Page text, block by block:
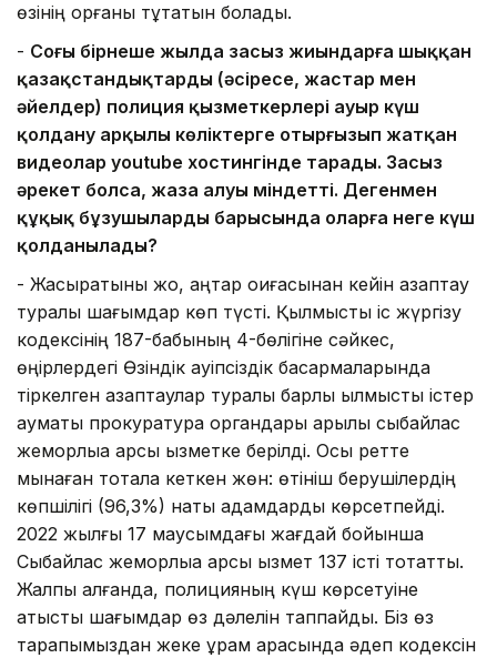
өзінің қорғаны тұтатын болады.
- Соңғы бірнеше жылда заңсыз жиындарға шыққан
қазақстандықтарды (әсіресе, жастар мен
әйелдер) полиция қызметкерлері ауыр күш
қолдану арқылы көліктерге отырғызып жатқан
видеолар youtube хостингінде тарады. Заңсыз
әрекет болса, жаза алуы міндетті. Дегенмен
құқық бұзушыларды барысында оларға неге күш
қолданылады?
- Жасыратыны жоқ, қаңтар оқиғасынан кейін азаптау
туралы шағымдар көп түсті. Қылмыстық іс жүргізу
кодексінің 187-бабының 4-бөлігіне сәйкес,
өңірлердегі Өзіндік қауіпсіздік басқармаларында
тіркелген азаптаулар туралы барлық қылмыстық істер
аумақтық прокуратура органдары арқылы сыбайлас
жемқорлыққа қарсы қызметке берілді. Осы ретте
мынаған тоқтала кеткен жөн: өтініш берушілердің
көпшілігі (96,3%) нақты адамдарды көрсетпейді.
2022 жылғы 17 маусымдағы жағдай бойынша
Сыбайлас жемқорлыққа қарсы қызмет 137 істі тоқтатты.
Жалпы алғанда, полицияның күш көрсетуіне
қатысты шағымдар өз дәлелін таппайды. Біз өз
тарапымыздан жеке құрам арасында әдеп кодексін